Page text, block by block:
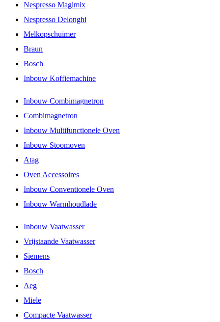
Nespresso Magimix
Nespresso Delonghi
Melkopschuimer
Braun
Bosch
Inbouw Koffiemachine
Inbouw Combimagnetron
Combimagnetron
Inbouw Multifunctionele Oven
Inbouw Stoomoven
Atag
Oven Accessoires
Inbouw Conventionele Oven
Inbouw Warmhoudlade
Inbouw Vaatwasser
Vrijstaande Vaatwasser
Siemens
Bosch
Aeg
Miele
Compacte Vaatwasser